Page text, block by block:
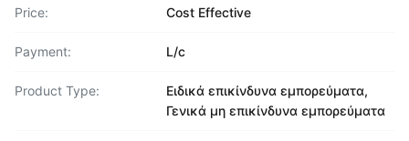
Price: Cost Effective
Payment: L/c
Product Type:
Ειδικά επικίνδυνα εμπορεύματα,
Γενικά μη επικίνδυνα εμπορεύματα